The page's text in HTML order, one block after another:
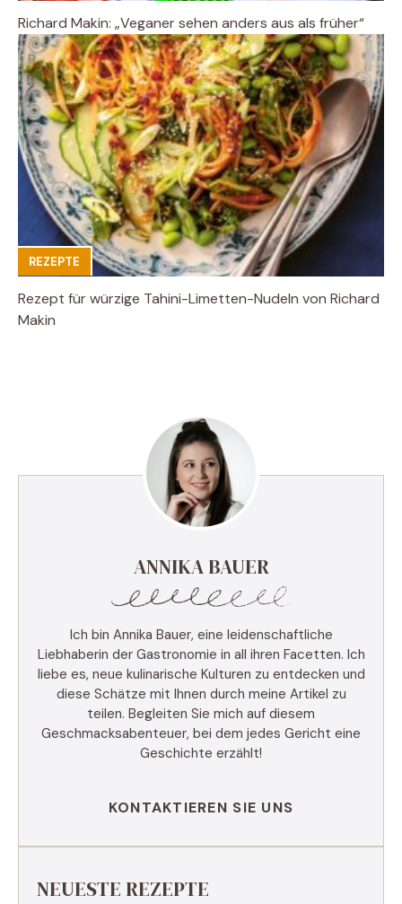
Richard Makin: „Veganer sehen anders aus als früher“
REZEPTE
Rezept für würzige Tahini-Limetten-Nudeln von Richard
Makin
ANNIKA BAUER
Ich bin Annika Bauer, eine leidenschaftliche
Liebhaberin der Gastronomie in all ihren Facetten. Ich
liebe es, neue kulinarische Kulturen zu entdecken und
diese Schätze mit Ihnen durch meine Artikel zu
teilen. Begleiten Sie mich auf diesem
Geschmacksabenteuer, bei dem jedes Gericht eine
Geschichte erzählt!
KONTAKTIEREN SIE UNS
NEUESTE REZEPTE